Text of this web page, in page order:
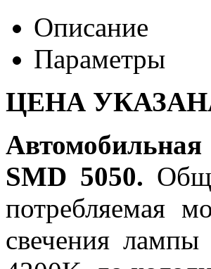
Описание
Параметры
ЦЕНА
SMD 5050.
потребляемая
свечения